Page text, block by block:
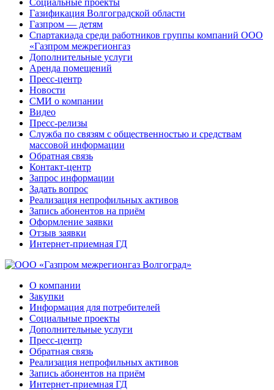
Социальные проекты
Газификация Волгоградской области
Газпром — детям
Спартакиада среди работников группы компаний ООО
«Газпром межрегионгаз
Дополнительные услуги
Аренда помещений
Пресс-центр
Новости
СМИ о компании
Видео
Пресс-релизы
Служба по связям с общественностью и средствам
массовой информации
Обратная связь
Контакт-центр
Запрос информации
Задать вопрос
Реализация непрофильных активов
Запись абонентов на приём
Оформление заявки
Отзыв заявки
Интернет-приемная ГД
О компании
Закупки
Информация для потребителей
Социальные проекты
Дополнительные услуги
Пресс-центр
Обратная связь
Реализация непрофильных активов
Запись абонентов на приём
Интернет-приемная ГД